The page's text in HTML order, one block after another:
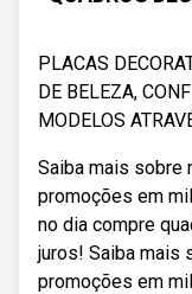
PLACAS
DE BELEZA,
MODELOS
Saiba mais
promoções em
no dia compre
juros! Saiba mais
promoções em